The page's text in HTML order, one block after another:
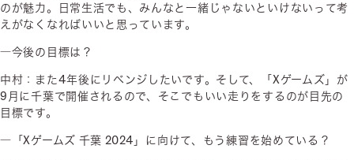
のが魅力。日常生活でも、みんなと一緒じゃないといけないって考
えがなくなればいいと思っています。
―今後の目標は？
中村：また4年後にリベンジしたいです。そして、「Xゲームズ」が
9月に千葉で開催されるので、そこでもいい走りをするのが目先の
目標です。
―「Xゲームズ 千葉 2024」に向けて、もう練習を始めている？